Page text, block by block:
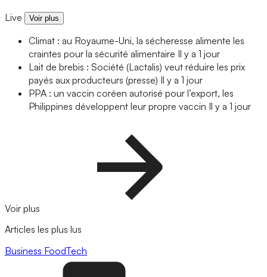
Live Voir plus
Climat : au Royaume-Uni, la sécheresse alimente les
craintes pour la sécurité alimentaire Il y a 1 jour
Lait de brebis : Société (Lactalis) veut réduire les prix
payés aux producteurs (presse) Il y a 1 jour
PPA : un vaccin coréen autorisé pour l’export, les
Philippines développent leur propre vaccin Il y a 1 jour
Voir plus
Articles les plus lus
Business FoodTech